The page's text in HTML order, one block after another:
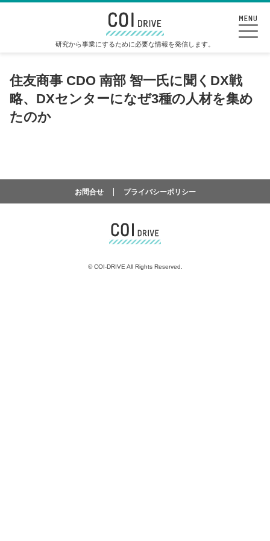
研究から事業にするために必要な情報を発信します。
住友商事 CDO 南部 智一氏に聞くDX戦
略、DXセンターになぜ3種の人材を集め
たのか
お問合せ プライバシーポリシー
©COI-DRIVE All Rights Reserved.